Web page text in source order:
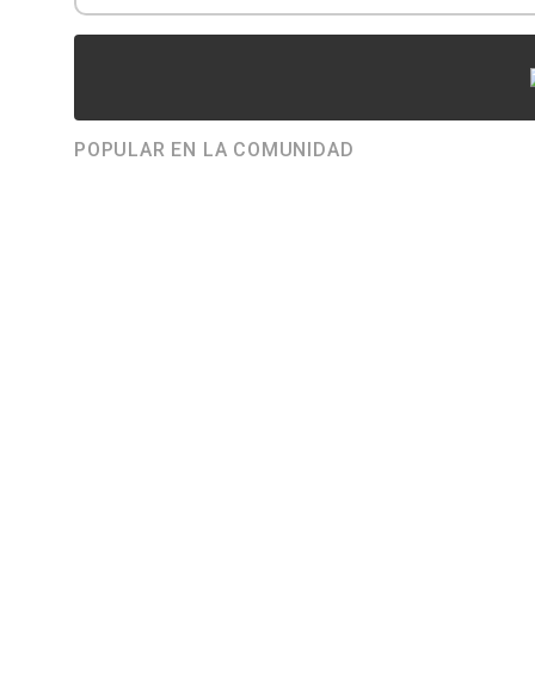
POPULAR EN LA COMUNIDAD